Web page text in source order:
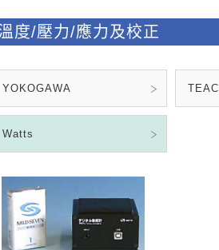
度/壓力/應力及校正
YOKOGAWA TEAC
Watts